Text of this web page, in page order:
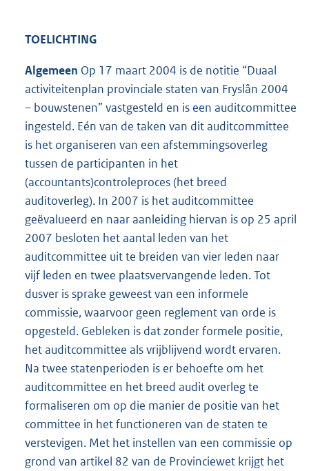
TOELICHTING
Algemeen Op 17 maart 2004 is de notitie “Duaal
activiteitenplan provinciale staten van Fryslân 2004
– bouwstenen” vastgesteld en is een auditcommittee
ingesteld. Eén van de taken van dit auditcommittee
is het organiseren van een afstemmingsoverleg
tussen de participanten in het
(accountants)controleproces (het breed
auditoverleg). In 2007 is het auditcommittee
geëvalueerd en naar aanleiding hiervan is op 25 april
2007 besloten het aantal leden van het
auditcommittee uit te breiden van vier leden naar
vijf leden en twee plaatsvervangende leden. Tot
dusver is sprake geweest van een informele
commissie, waarvoor geen reglement van orde is
opgesteld. Gebleken is dat zonder formele positie,
het auditcommittee als vrijblijvend wordt ervaren.
Na twee statenperioden is er behoefte om het
auditcommittee en het breed audit overleg te
formaliseren om op die manier de positie van het
committee in het functioneren van de staten te
verstevigen. Met het instellen van een commissie op
grond van artikel 82 van de Provinciewet krijgt het